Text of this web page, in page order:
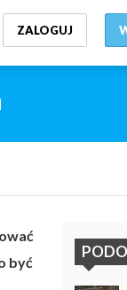
ZALOGUJ
być